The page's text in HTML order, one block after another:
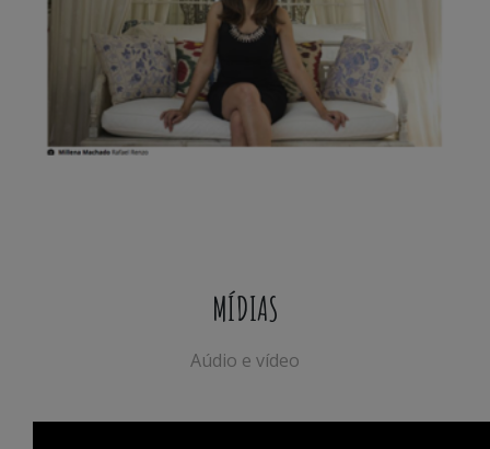
MÍDIAS
Aúdio e vídeo